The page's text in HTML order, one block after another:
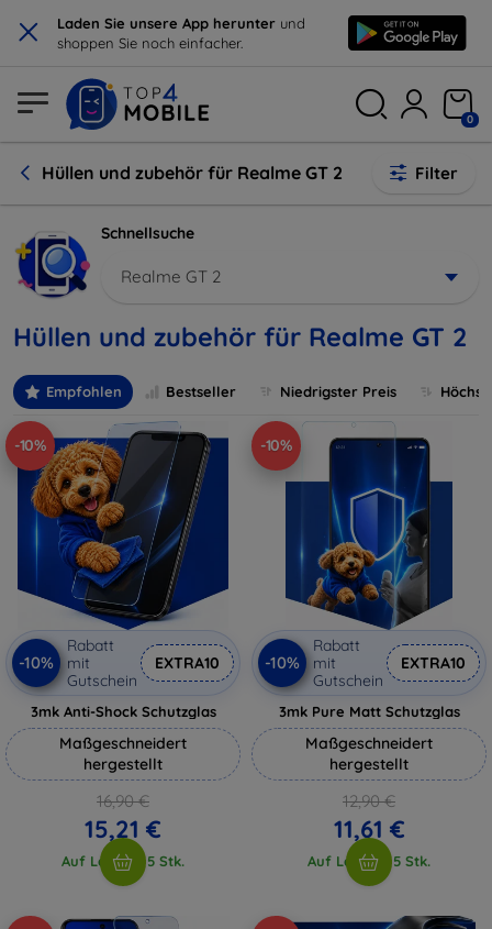
× Laden Sie unsere App herunter und
shoppen Sie noch einfacher.
0
Hüllen und zubehör für Realme GT 2 Filter
Schnellsuche
Realme GT 2
Hüllen und zubehör für Realme GT 2
Empfohlen Bestseller Niedrigster Preis
-10%
-10%
Rabatt
mit
Gutschein
EXTRA10
3mk Anti-Shock Schutzglas
Maßgeschneidert
hergestellt
16,90 €
15,21 €
Auf Lager > 5 Stk.
-10%
-10%
Rabatt
mit
Gutschein
EXTRA10
3mk Pure Matt Schutzglas
Maßgeschneidert
hergestellt
12,90 €
11,61 €
Auf Lager > 5 Stk.